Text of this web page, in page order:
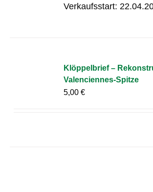
Verkaufsstart:
Klöppelbrief –
Valenciennes-Spitze
5,00€